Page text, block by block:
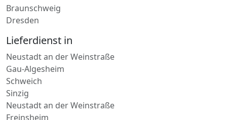
Braunschweig
Dresden
Lieferdienst in
Neustadt an der Weinstraße
Gau-Algesheim
Schweich
Sinzig
Neustadt an der Weinstraße
Freinsheim